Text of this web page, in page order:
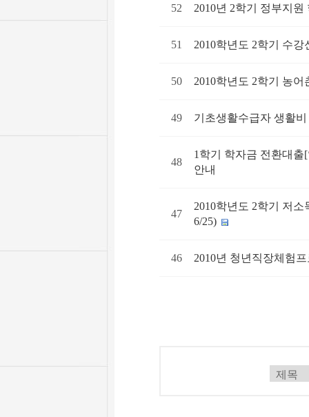
52 2010년 2학기 정부지원
51 2010학년도 2학기 수
50 2010학년도 2학기 농어
49 기초생활수급자 생활
48
1학기 학자금 전환대
안내
47
2010학년도 2학기 저
6/25)
46 2010년 청년직장체험